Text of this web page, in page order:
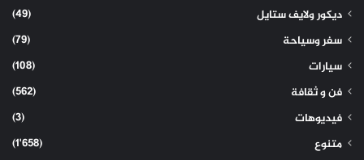
ديكور ولايف ستايل
(49)
سفر وسياحة
(79)
سيارات
(108)
فن و ثقافة
(562)
فيديوهات
(3)
متنوع
(1٬658)